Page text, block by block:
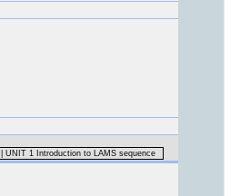
UNIT 1 Introduction to LAMS sequence